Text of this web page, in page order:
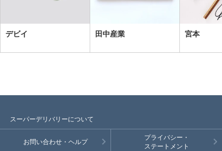
デビイ 田中産業 宮本
スーパーデリバリーについて
お問い合わせ・ヘルプ
プライバシー・
ステートメント